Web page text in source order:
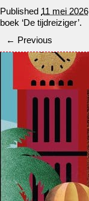
Published 11 mei 2026
boek ‘De tijdreiziger’.
← Previous